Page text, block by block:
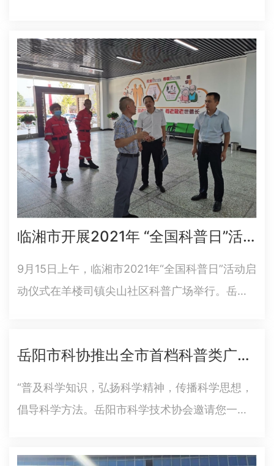
主场活动上，表彰奖励了100名全市骨干科普信息
员，认定授牌2021-2023年度全市科普旅游教育
基地，组建成立…
临湘市开展2021年 “全国科普日”活动
9月15日上午，临湘市2021年“全国科普日”活动启
动仪式在羊楼司镇尖山社区科普广场举行。岳阳
式。此次活动以“百年再出发，迈向高水平科技自
立自强”为主题，由临…
岳阳市科协推出全市首档科普类广播节目《科普岳阳》
“普及科学知识，弘扬科学精神，传播科学思想，
倡导科学方法。岳阳市科学技术协会邀请您一起
阳人民广播电台联合推出的全市首档科普类广播